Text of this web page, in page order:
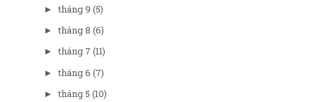
►tháng 9 (5)
►tháng 8 (6)
►tháng 7 (11)
►tháng 6 (7)
►tháng 5 (10)